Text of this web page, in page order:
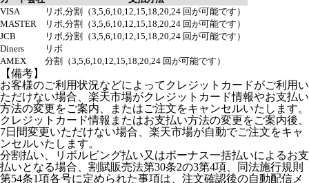
VISA
リボ,分割（3,5,6,10,12,15,18,20,24 回が可能です）
MASTER
リボ,分割（3,5,6,10,12,15,18,20,24 回が可能です）
JCB
リボ,分割（3,5,6,10,12,15,18,20,24 回が可能です）
Diners
リボ
AMEX
分割（3,5,6,10,12,15,18,20,24 回が可能です）
【備考】
お客様のご利用状況などによってクレジットカードがご利用い
ただけない場合、楽天市場がクレジットカード情報やお支払い
方法の変更をご案内、またはご注文をキャンセルいたします。
クレジットカード情報またはお支払い方法の変更をご案内後、
7日間変更いただけない場合、楽天市場が自動でご注文をキャ
ンセルいたします。
分割払い、リボルビング払い又はボーナス一括払いによるお支
払いとなる場合、割賦販売法第30条2の3第4項、同法施行規則
第54条1項各号に定められた事項は、注文確認後の自動配信メ